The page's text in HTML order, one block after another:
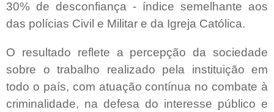
30% de desconfiança - índice semelhante aos
das polícias Civil e Militar e da Igreja Católica.
O resultado reflete a percepção da sociedade
sobre o trabalho realizado pela instituição em
todo o país, com atuação contínua no combate à
criminalidade, na defesa do interesse público e